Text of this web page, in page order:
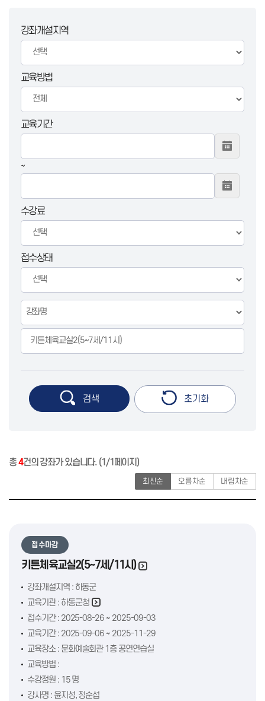
강좌개설지역
교육방법
교육기간
~
수강료
접수상태
검색 초기화
총4건의 강좌가 있습니다. (1/1페이지)
최신순 오름차순 내림차순
접수마감
키튼체육교실2(5~7세/11시)
강좌개설지역 : 하동군
교육기관 : 하동군청
접수기간 : 2025-08-26 ~ 2025-09-03
교육기간 : 2025-09-06 ~ 2025-11-29
교육장소 : 문화예술회관 1층 공연연습실
교육방법 :
수강정원 : 15 명
강사명 : 윤지성, 정순섭